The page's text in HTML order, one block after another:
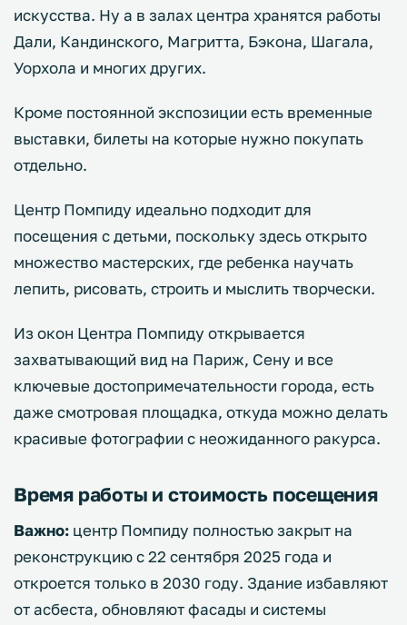
искусства. Ну а в залах центра хранятся работы
Дали, Кандинского, Магритта, Бэкона, Шагала,
Уорхола и многих других.
Кроме постоянной экспозиции есть временные
выставки, билеты на которые нужно покупать
отдельно.
Центр Помпиду идеально подходит для
посещения с детьми, поскольку здесь открыто
множество мастерских, где ребенка научать
лепить, рисовать, строить и мыслить творчески.
Из окон Центра Помпиду открывается
захватывающий вид на Париж, Сену и все
ключевые достопримечательности города, есть
даже смотровая площадка, откуда можно делать
красивые фотографии с неожиданного ракурса.
Время работы и стоимость посещения
Важно: центр Помпиду полностью закрыт на
реконструкцию с 22 сентября 2025 года и
откроется только в 2030 году. Здание избавляют
от асбеста, обновляют фасады и системы